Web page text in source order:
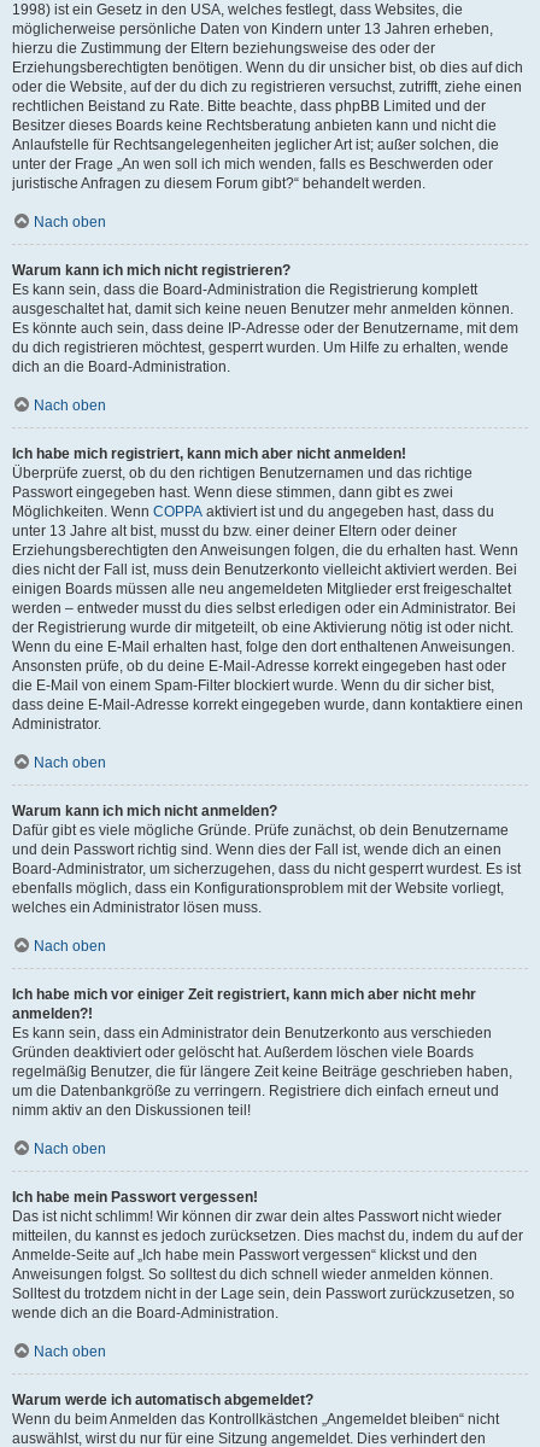
1998) ist ein Gesetz in den USA, welches festlegt, dass Websites, die
möglicherweise persönliche Daten von Kindern unter 13 Jahren erheben,
hierzu die Zustimmung der Eltern beziehungsweise des oder der
Erziehungsberechtigten benötigen. Wenn du dir unsicher bist, ob dies auf dich
oder die Website, auf der du dich zu registrieren versuchst, zutrifft, ziehe einen
rechtlichen Beistand zu Rate. Bitte beachte, dass phpBB Limited und der
Besitzer dieses Boards keine Rechtsberatung anbieten kann und nicht die
Anlaufstelle für Rechtsangelegenheiten jeglicher Art ist; außer solchen, die
unter der Frage „An wen soll ich mich wenden, falls es Beschwerden oder
juristische Anfragen zu diesem Forum gibt?“ behandelt werden.
Nach oben
Warum kann ich mich nicht registrieren?
Es kann sein, dass die Board-Administration die Registrierung komplett
ausgeschaltet hat, damit sich keine neuen Benutzer mehr anmelden können.
Es könnte auch sein, dass deine IP-Adresse oder der Benutzername, mit dem
du dich registrieren möchtest, gesperrt wurden. Um Hilfe zu erhalten, wende
dich an die Board-Administration.
Nach oben
Ich habe mich registriert, kann mich aber nicht anmelden!
Überprüfe zuerst, ob du den richtigen Benutzernamen und das richtige
Passwort eingegeben hast. Wenn diese stimmen, dann gibt es zwei
Möglichkeiten. Wenn COPPA aktiviert ist und du angegeben hast, dass du
unter 13 Jahre alt bist, musst du bzw. einer deiner Eltern oder deiner
Erziehungsberechtigten den Anweisungen folgen, die du erhalten hast. Wenn
dies nicht der Fall ist, muss dein Benutzerkonto vielleicht aktiviert werden. Bei
einigen Boards müssen alle neu angemeldeten Mitglieder erst freigeschaltet
werden – entweder musst du dies selbst erledigen oder ein Administrator. Bei
der Registrierung wurde dir mitgeteilt, ob eine Aktivierung nötig ist oder nicht.
Wenn du eine E-Mail erhalten hast, folge den dort enthaltenen Anweisungen.
Ansonsten prüfe, ob du deine E-Mail-Adresse korrekt eingegeben hast oder
die E-Mail von einem Spam-Filter blockiert wurde. Wenn du dir sicher bist,
dass deine E-Mail-Adresse korrekt eingegeben wurde, dann kontaktiere einen
Administrator.
Nach oben
Warum kann ich mich nicht anmelden?
Dafür gibt es viele mögliche Gründe. Prüfe zunächst, ob dein Benutzername
und dein Passwort richtig sind. Wenn dies der Fall ist, wende dich an einen
Board-Administrator, um sicherzugehen, dass du nicht gesperrt wurdest. Es ist
ebenfalls möglich, dass ein Konfigurationsproblem mit der Website vorliegt,
welches ein Administrator lösen muss.
Nach oben
Ich habe mich vor einiger Zeit registriert, kann mich aber nicht mehr
anmelden?!
Es kann sein, dass ein Administrator dein Benutzerkonto aus verschieden
Gründen deaktiviert oder gelöscht hat. Außerdem löschen viele Boards
regelmäßig Benutzer, die für längere Zeit keine Beiträge geschrieben haben,
um die Datenbankgröße zu verringern. Registriere dich einfach erneut und
nimm aktiv an den Diskussionen teil!
Nach oben
Ich habe mein Passwort vergessen!
Das ist nicht schlimm! Wir können dir zwar dein altes Passwort nicht wieder
mitteilen, du kannst es jedoch zurücksetzen. Dies machst du, indem du auf der
Anmelde-Seite auf „Ich habe mein Passwort vergessen“ klickst und den
Anweisungen folgst. So solltest du dich schnell wieder anmelden können.
Solltest du trotzdem nicht in der Lage sein, dein Passwort zurückzusetzen, so
wende dich an die Board-Administration.
Nach oben
Warum werde ich automatisch abgemeldet?
Wenn du beim Anmelden das Kontrollkästchen „Angemeldet bleiben“ nicht
auswählst, wirst du nur für eine Sitzung angemeldet. Dies verhindert den